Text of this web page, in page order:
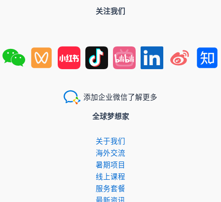
关注我们
添加企业微信了解更多
全球梦想家
关于我们
​海外交流
暑期项目
​线上课程
服务套餐